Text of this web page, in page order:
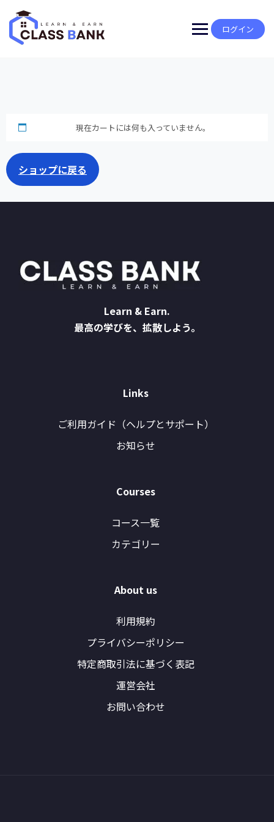
content
ログイン
現在カートには何も入っていません。
ショップに戻る
Learn & Earn.
最高の学びを、拡散しよう。
Links
ご利用ガイド（ヘルプとサポート）
お知らせ
Courses
コース一覧
カテゴリー
About us
利用規約
プライバシーポリシー
特定商取引法に基づく表記
運営会社
お問い合わせ